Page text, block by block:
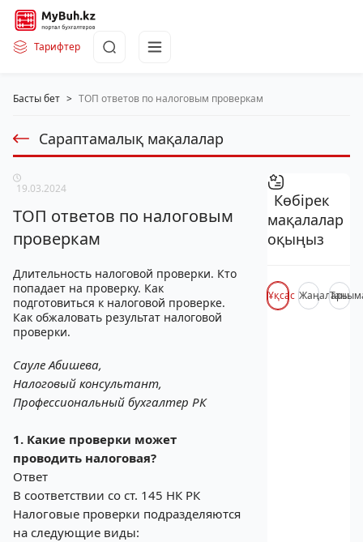
Тарифтер
Басты бет > ТОП ответов по налоговым проверкам
Сараптамалық мақалалар
19.03.2024
ТОП ответов по налоговым
проверкам
Длительность налоговой проверки. Кто
попадает на проверку. Как
подготовиться к налоговой проверке.
Как обжаловать результат налоговой
проверки.
Сауле Абишева,
Налоговый консультант,
Профессиональный бухгалтер РК
1. Какие проверки может
проводить налоговая?
Ответ
В соответствии со ст. 145 НК РК
Налоговые проверки подразделяются
на следующие виды:
Көбірек
мақалалар
оқыңыз
Ұқсас Жаңалары